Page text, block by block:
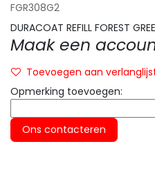
FGR308G2
DURACOAT REFILL FOREST
Maak een
Toevoegen aan
Opmerking toevoegen:
Ons contacteren